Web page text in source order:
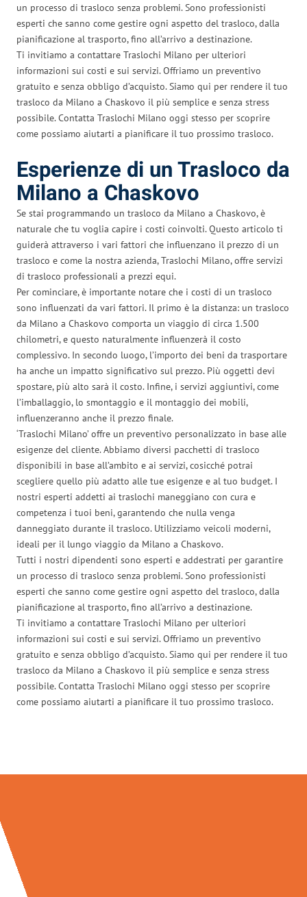
un processo di trasloco senza problemi. Sono professionisti
esperti che sanno come gestire ogni aspetto del trasloco, dalla
pianificazione al trasporto, fino all’arrivo a destinazione.
Ti invitiamo a contattare Traslochi Milano per ulteriori
informazioni sui costi e sui servizi. Offriamo un preventivo
gratuito e senza obbligo d’acquisto. Siamo qui per rendere il tuo
trasloco da Milano a Chaskovo il più semplice e senza stress
possibile. Contatta Traslochi Milano oggi stesso per scoprire
come possiamo aiutarti a pianificare il tuo prossimo trasloco.
Esperienze di un Trasloco da
Milano a Chaskovo
Se stai programmando un trasloco da Milano a Chaskovo, è
naturale che tu voglia capire i costi coinvolti. Questo articolo ti
guiderà attraverso i vari fattori che influenzano il prezzo di un
trasloco e come la nostra azienda, Traslochi Milano, offre servizi
di trasloco professionali a prezzi equi.
Per cominciare, è importante notare che i costi di un trasloco
sono influenzati da vari fattori. Il primo è la distanza: un trasloco
da Milano a Chaskovo comporta un viaggio di circa 1.500
chilometri, e questo naturalmente influenzerà il costo
complessivo. In secondo luogo, l’importo dei beni da trasportare
ha anche un impatto significativo sul prezzo. Più oggetti devi
spostare, più alto sarà il costo. Infine, i servizi aggiuntivi, come
l’imballaggio, lo smontaggio e il montaggio dei mobili,
influenzeranno anche il prezzo finale.
‘Traslochi Milano’ offre un preventivo personalizzato in base alle
esigenze del cliente. Abbiamo diversi pacchetti di trasloco
disponibili in base all’ambito e ai servizi, cosicché potrai
scegliere quello più adatto alle tue esigenze e al tuo budget. I
nostri esperti addetti ai traslochi maneggiano con cura e
competenza i tuoi beni, garantendo che nulla venga
danneggiato durante il trasloco. Utilizziamo veicoli moderni,
ideali per il lungo viaggio da Milano a Chaskovo.
Tutti i nostri dipendenti sono esperti e addestrati per garantire
un processo di trasloco senza problemi. Sono professionisti
esperti che sanno come gestire ogni aspetto del trasloco, dalla
pianificazione al trasporto, fino all’arrivo a destinazione.
Ti invitiamo a contattare Traslochi Milano per ulteriori
informazioni sui costi e sui servizi. Offriamo un preventivo
gratuito e senza obbligo d’acquisto. Siamo qui per rendere il tuo
trasloco da Milano a Chaskovo il più semplice e senza stress
possibile. Contatta Traslochi Milano oggi stesso per scoprire
come possiamo aiutarti a pianificare il tuo prossimo trasloco.